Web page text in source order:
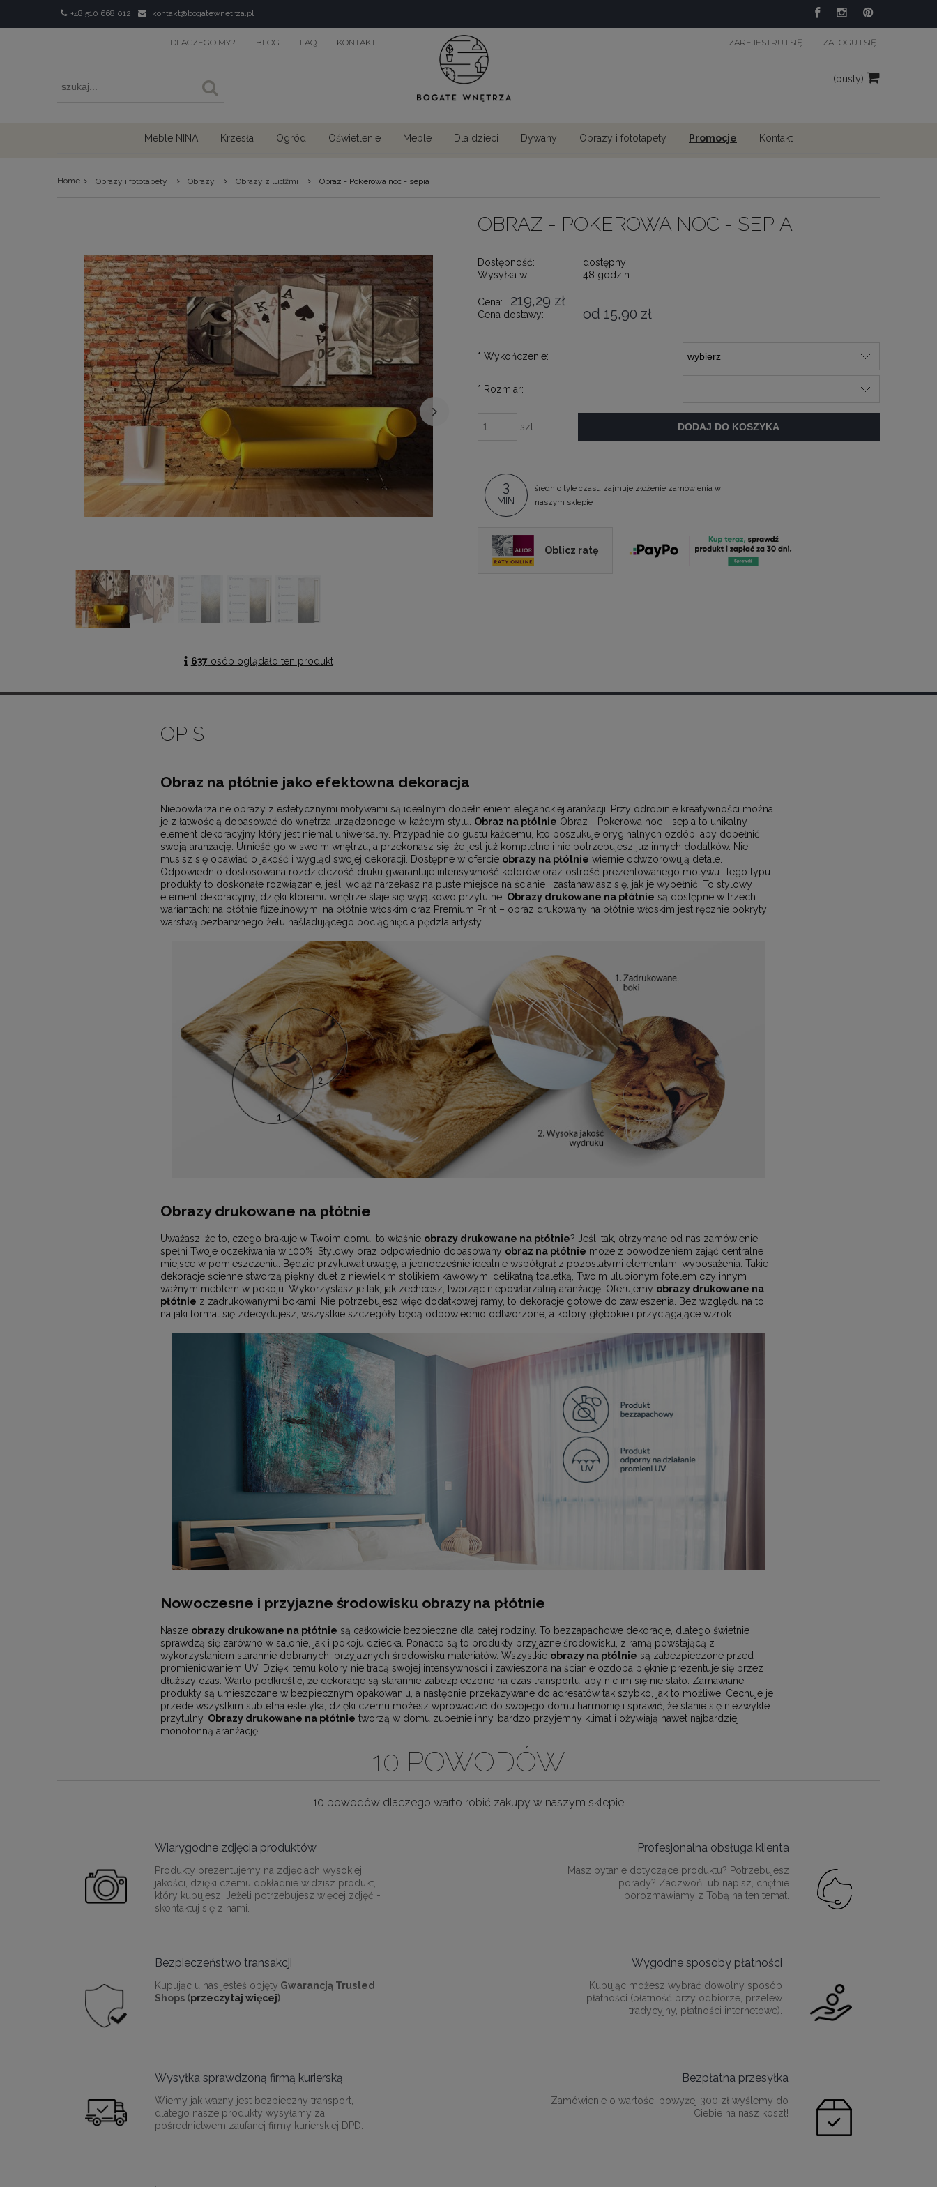
+48 510 668 012 kontakt@bogatewnetrza.pl
DLACZEGO MY? BLOG FAQ KONTAKT ZAREJESTRUJ SIĘ ZALOGUJ SIĘ
(pusty)
Meble NINA Krzesła Ogród Oświetlenie Meble Dla dzieci Dywany Obrazy i fototapety Promocje Kontakt
Home › Obrazy i fototapety › Obrazy › Obrazy z ludźmi › Obraz - Pokerowa noc - sepia
637osób oglądało ten produkt
OBRAZ - POKEROWA NOC - SEPIA
Dostępność:
dostępny
Wysyłka w:
48 godzin
Cena: 219,29 zł
Cena dostawy: od 15,90 zł
* Wykończenie:
* Rozmiar:
szt. DODAJ DO KOSZYKA
3
MIN
średnio tyle czasu zajmuje złożenie zamówienia w
naszym sklepie
Oblicz ratę
OPIS
Obraz na płótnie jako efektowna dekoracja
Niepowtarzalne obrazy z estetycznymi motywami są idealnym dopełnieniem eleganckiej aranżacji. Przy odrobinie kreatywności można
je z łatwością dopasować do wnętrza urządzonego w każdym stylu. Obraz na płótnie Obraz - Pokerowa noc - sepia to unikalny
element dekoracyjny który jest niemal uniwersalny. Przypadnie do gustu każdemu, kto poszukuje oryginalnych ozdób, aby dopełnić
swoją aranżację. Umieść go w swoim wnętrzu, a przekonasz się, że jest już kompletne i nie potrzebujesz już innych dodatków. Nie
musisz się obawiać o jakość i wygląd swojej dekoracji. Dostępne w ofercie obrazy na płótnie wiernie odwzorowują detale.
Odpowiednio dostosowana rozdzielczość druku gwarantuje intensywność kolorów oraz ostrość prezentowanego motywu. Tego typu
produkty to doskonałe rozwiązanie, jeśli wciąż narzekasz na puste miejsce na ścianie i zastanawiasz się, jak je wypełnić. To stylowy
element dekoracyjny, dzięki któremu wnętrze staje się wyjątkowo przytulne. Obrazy drukowane na płótnie są dostępne w trzech
wariantach: na płótnie flizelinowym, na płótnie włoskim oraz Premium Print – obraz drukowany na płótnie włoskim jest ręcznie pokryty
warstwą bezbarwnego żelu naśladującego pociągnięcia pędzla artysty.
Obrazy drukowane na płótnie
Uważasz, że to, czego brakuje w Twoim domu, to właśnie obrazy drukowane na płótnie? Jeśli tak, otrzymane od nas zamówienie
spełni Twoje oczekiwania w 100%. Stylowy oraz odpowiednio dopasowany obraz na płótnie może z powodzeniem zająć centralne
miejsce w pomieszczeniu. Będzie przykuwał uwagę, a jednocześnie idealnie współgrał z pozostałymi elementami wyposażenia. Takie
dekoracje ścienne stworzą piękny duet z niewielkim stolikiem kawowym, delikatną toaletką, Twoim ulubionym fotelem czy innym
ważnym meblem w pokoju. Wykorzystasz je tak, jak zechcesz, tworząc niepowtarzalną aranżację. Oferujemy obrazy drukowane na
płótnie z zadrukowanymi bokami. Nie potrzebujesz więc dodatkowej ramy, to dekoracje gotowe do zawieszenia. Bez względu na to,
na jaki format się zdecydujesz, wszystkie szczegóły będą odpowiednio odtworzone, a kolory głębokie i przyciągające wzrok.
Nowoczesne i przyjazne środowisku obrazy na płótnie
Nasze obrazy drukowane na płótnie są całkowicie bezpieczne dla całej rodziny. To bezzapachowe dekoracje, dlatego świetnie
sprawdzą się zarówno w salonie, jak i pokoju dziecka. Ponadto są to produkty przyjazne środowisku, z ramą powstającą z
wykorzystaniem starannie dobranych, przyjaznych środowisku materiałów. Wszystkie obrazy na płótnie są zabezpieczone przed
promieniowaniem UV. Dzięki temu kolory nie tracą swojej intensywności i zawieszona na ścianie ozdoba pięknie prezentuje się przez
dłuższy czas. Warto podkreślić, że dekoracje są starannie zabezpieczone na czas transportu, aby nic im się nie stało. Zamawiane
produkty są umieszczane w bezpiecznym opakowaniu, a następnie przekazywane do adresatów tak szybko, jak to możliwe. Cechuje je
przede wszystkim subtelna estetyka, dzięki czemu możesz wprowadzić do swojego domu harmonię i sprawić, że stanie się niezwykle
przytulny. Obrazy drukowane na płótnie tworzą w domu zupełnie inny, bardzo przyjemny klimat i ożywiają nawet najbardziej
monotonną aranżację.
10 POWODÓW
10 powodów dlaczego warto robić zakupy w naszym sklepie
Wiarygodne zdjęcia produktów
Produkty prezentujemy na zdjęciach wysokiej
jakości, dzięki czemu dokładnie widzisz produkt,
który kupujesz. Jeżeli potrzebujesz więcej zdjęć -
skontaktuj się z nami.
Profesjonalna obsługa klienta
Masz pytanie dotyczące produktu? Potrzebujesz
porady? Zadzwoń lub napisz, chętnie
porozmawiamy z Tobą na ten temat.
Bezpieczeństwo transakcji
Kupując u nas jesteś objęty Gwarancją Trusted
Shops (przeczytaj więcej)
Wygodne sposoby płatności
Kupując możesz wybrać dowolny sposób
płatności (płatność przy odbiorze, przelew
tradycyjny, płatności internetowe).
Wysyłka sprawdzoną firmą kurierską
Wiemy jak ważny jest bezpieczny transport,
dlatego nasze produkty wysyłamy za
pośrednictwem zaufanej firmy kurierskiej DPD.
Bezpłatna przesyłka
Zamówienie o wartości powyżej 300 zł wyślemy do
Ciebie na nasz koszt!